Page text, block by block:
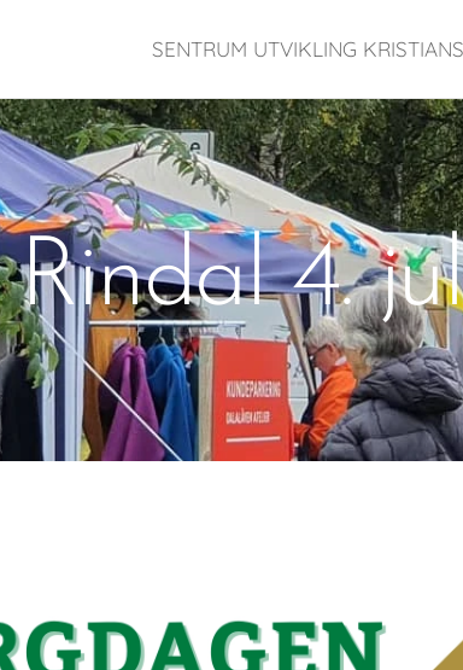
SENTRUM UTVIKLING
4.